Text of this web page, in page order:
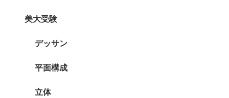
美大受験
デッサン
平面構成
立体